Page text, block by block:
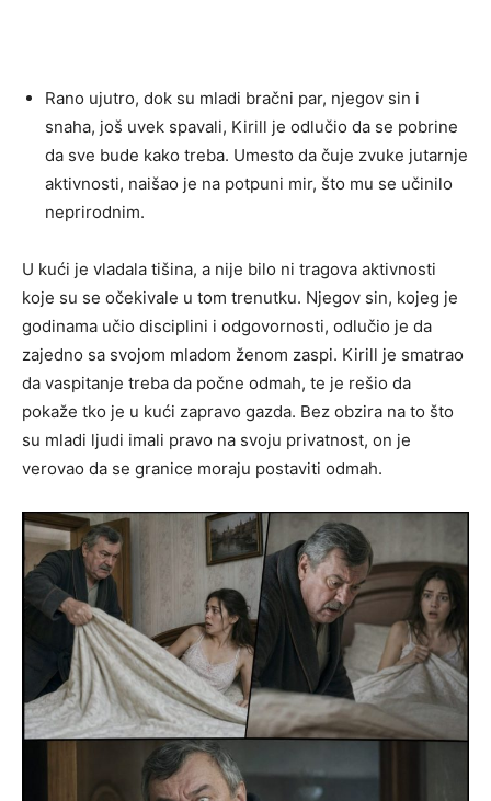
Rano ujutro, dok su mladi bračni par, njegov sin i
snaha, još uvek spavali, Kirill je odlučio da se pobrine
da sve bude kako treba. Umesto da čuje zvuke jutarnje
aktivnosti, naišao je na potpuni mir, što mu se učinilo
neprirodnim.
U kući je vladala tišina, a nije bilo ni tragova aktivnosti
koje su se očekivale u tom trenutku. Njegov sin, kojeg je
godinama učio disciplini i odgovornosti, odlučio je da
zajedno sa svojom mladom ženom zaspi. Kirill je smatrao
da vaspitanje treba da počne odmah, te je rešio da
pokaže tko je u kući zapravo gazda. Bez obzira na to što
su mladi ljudi imali pravo na svoju privatnost, on je
verovao da se granice moraju postaviti odmah.